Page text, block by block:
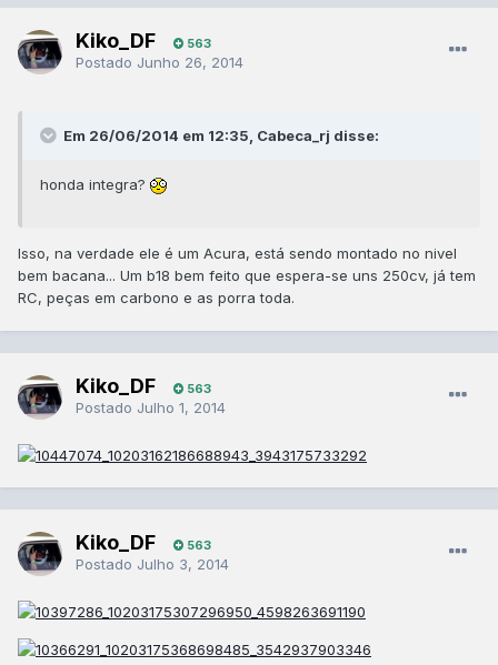
Kiko_DF 563
Postado Junho 26, 2014
Em 26/06/2014 em 12:35, Cabeca_rj disse:
honda integra?
Isso, na verdade ele é um Acura, está sendo montado no nivel
bem bacana... Um b18 bem feito que espera-se uns 250cv, já tem
RC, peças em carbono e as porra toda.
Kiko_DF 563
Postado Julho 1, 2014
Kiko_DF 563
Postado Julho 3, 2014